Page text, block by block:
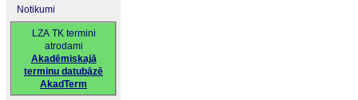
Notikumi
LZA TK termini
atrodami
Akadēmiskajā
terminu datubāzē
AkadTerm